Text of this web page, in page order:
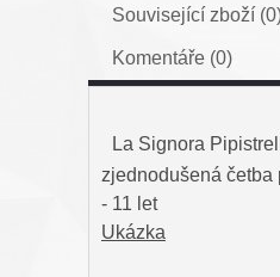
Související zboží
Komentáře (0)
La Signora
zjednodušená četba
- 11 let
Ukázka